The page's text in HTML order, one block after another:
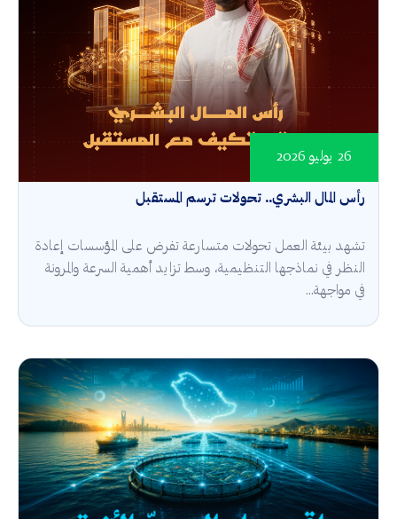
رأس المال البشري.. تحولات ترسم المستقبل
26 يوليو 2026
تشهد بيئة العمل تحولات متسارعة تفرض على المؤسسات إعادة
النظر في نماذجها التنظيمية، وسط تزايد أهمية السرعة والمرونة
في مواجهة...